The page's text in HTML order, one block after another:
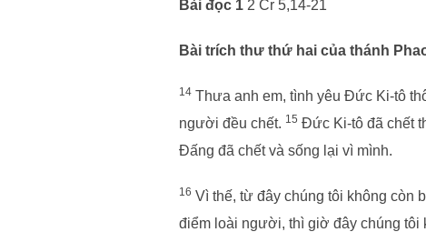
Bài đọc 1 2 Cr 5,14-21
Bài trích thư thứ hai của thánh
14 Thưa anh em, tình yêu Đức Ki-tô
người đều chết. 15 Đức Ki-tô đã chết
Đấng đã chết và sống lại vì mình.
16 Vì thế, từ đây chúng tôi không còn
điểm loài người, thì giờ đây chúng